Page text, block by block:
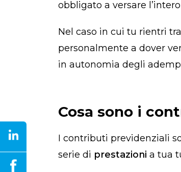
obbligato a versare
Nel caso in cui tu rientri tra
personalmente a dover
in autonomia degli
Cosa sono i
I contributi previdenziali
serie di prestazioni a tua